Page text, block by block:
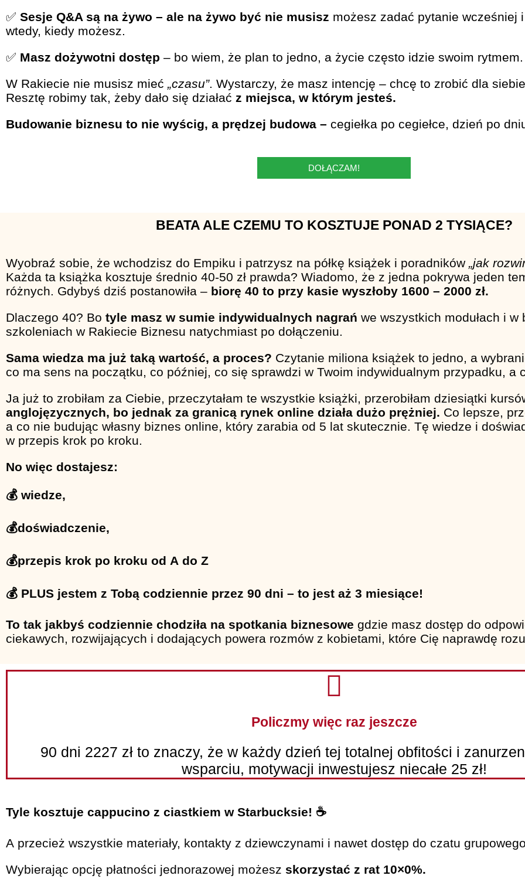
✅ Sesje Q&A są na żywo – ale na żywo być nie musisz możesz zadać pytanie wcześniej
wtedy, kiedy możesz.
✅ Masz dożywotni dostęp – bo wiem, że plan to jedno, a życie często idzie swoim rytmem.
W Rakiecie nie musisz mieć „czasu”. Wystarczy, że masz intencję – chcę to zrobić dla
Resztę robimy tak, żeby dało się działać z miejsca, w którym jesteś.
Budowanie biznesu to nie wyścig, a prędzej budowa – cegiełka po cegiełce, dzień po
DOŁĄCZAM!
BEATA ALE CZEMU TO KOSZTUJE PONAD 2 TYSIĄCE?
Wyobraź sobie, że wchodzisz do Empiku i patrzysz na półkę książek i poradników „jak
Każda ta książka kosztuje średnio 40-50 zł prawda? Wiadomo, że z jedna pokrywa jeden
różnych. Gdybyś dziś postanowiła – biorę 40 to przy kasie wyszłoby 1600 – 2000 zł.
Dlaczego 40? Bo tyle masz w sumie indywidualnych nagrań we wszystkich modułach i w
szkoleniach w Rakiecie Biznesu natychmiast po dołączeniu.
Sama wiedza ma już taką wartość, a proces? Czytanie miliona książek to jedno, a
co ma sens na początku, co później, co się sprawdzi w Twoim indywidualnym przypadku, a
Ja już to zrobiłam za Ciebie, przeczytałam te wszystkie książki, przerobiłam dziesiątki
anglojęzycznych, bo jednak za granicą rynek online działa dużo prężniej. Co lepsze,
a co nie budując własny biznes online, który zarabia od 5 lat skutecznie. Tę wiedze i
w przepis krok po kroku.
No więc dostajesz:
💰 wiedze,
💰doświadczenie,
💰przepis krok po kroku od A do Z
💰 PLUS jestem z Tobą codziennie przez 90 dni – to jest aż 3 miesiące!
To tak jakbyś codziennie chodziła na spotkania biznesowe gdzie masz dostęp do
ciekawych, rozwijających i dodających powera rozmów z kobietami, które Cię naprawdę
Policzmy więc raz jeszcze
90 dni 2227 zł to znaczy, że w każdy dzień tej totalnej obfitości i
wsparciu, motywacji inwestujesz niecałe 25 zł!
Tyle kosztuje cappucino z ciastkiem w Starbucksie! ☕️
A przecież wszystkie materiały, kontakty z dziewczynami i nawet dostęp do czatu
Wybierając opcję płatności jednorazowej możesz skorzystać z rat 10×0%.